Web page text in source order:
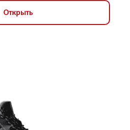
Открыть